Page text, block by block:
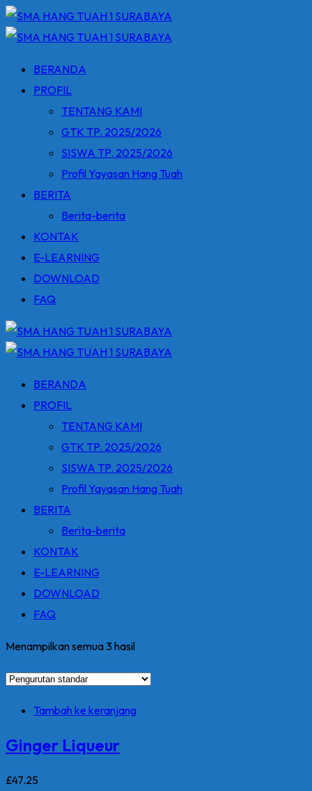
Skip
to
BERANDA
PROFIL
TENTANG KAMI
GTK TP. 2025/2026
SISWA TP. 2025/2026
Profil Yayasan Hang Tuah
BERITA
Berita-berita
KONTAK
E-LEARNING
DOWNLOAD
FAQ
BERANDA
PROFIL
TENTANG KAMI
GTK TP. 2025/2026
SISWA TP. 2025/2026
Profil Yayasan Hang Tuah
BERITA
Berita-berita
KONTAK
E-LEARNING
DOWNLOAD
FAQ
Menampilkan semua 3 hasil
Tambah ke keranjang
Ginger Liqueur
£47.25